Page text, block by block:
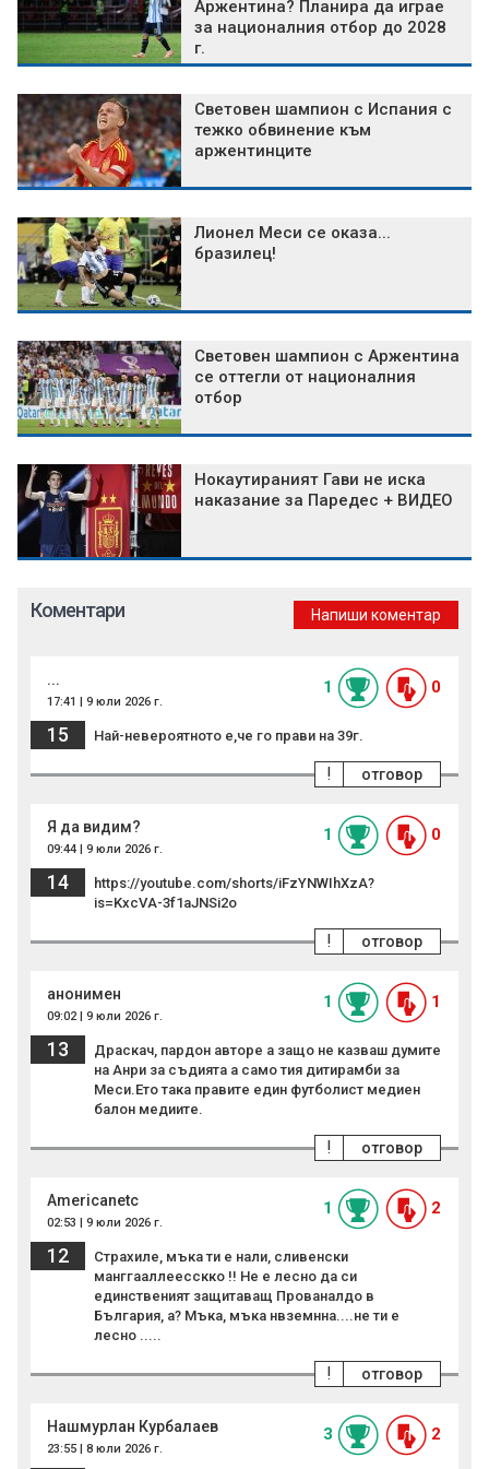
Аржентина? Планира да играе
за националния отбор до 2028
г.
Световен шампион с Испания с
тежко обвинение към
аржентинците
Лионел Меси се оказа...
бразилец!
Световен шампион с Аржентина
се оттегли от националния
отбор
Нокаутираният Гави не иска
наказание за Паредес + ВИДЕО
Коментари Напиши коментар
...
17:41 | 9 юли 2026 г.
1 0
15 Най-невероятното е,че го прави на 39г.
отговор
!
Я да видим?
09:44 | 9 юли 2026 г.
1 0
14
https://youtube.com/shorts/iFzYNWIhXzA?
is=KxcVA-3f1aJNSi2o
отговор
!
анонимен
09:02 | 9 юли 2026 г.
1 1
13
Драскач, пардон авторе а защо не казваш думите
на Анри за съдията а само тия дитирамби за
Меси.Ето така правите един футболист медиен
балон медиите.
отговор
!
Americanetc
02:53 | 9 юли 2026 г.
1 2
12
Страхиле, мъка ти е нали, сливенски
манггааллеесскко !! Не е лесно да си
единственият защитаващ Прованалдо в
България, а? Мъка, мъка нвземнна....не ти е
лесно .....
отговор
!
Нашмурлан Курбалаев
23:55 | 8 юли 2026 г.
3 2